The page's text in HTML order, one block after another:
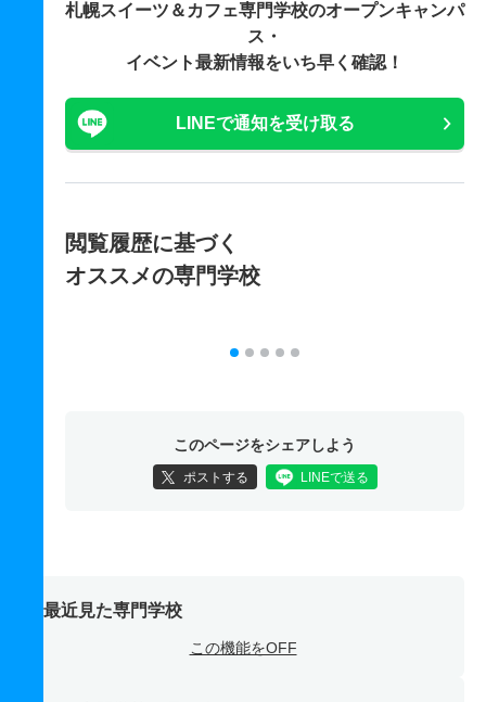
札幌スイーツ＆カフェ専門学校のオープンキャンパ
ス・
イベント最新情報をいち早く確認！
LINEで通知を受け取る
閲覧履歴に基づく
オススメの専門学校
このページをシェアしよう
ポストする LINEで送る
最近見た専門学校
この機能をOFF